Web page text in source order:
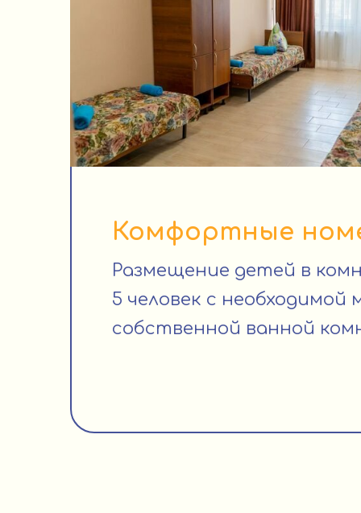
Размещение детей в
5 человек с необходимой
собственной ванной
Комфортные